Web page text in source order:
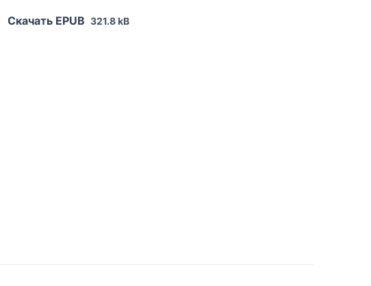
Скачать EPUB 321.8 kB